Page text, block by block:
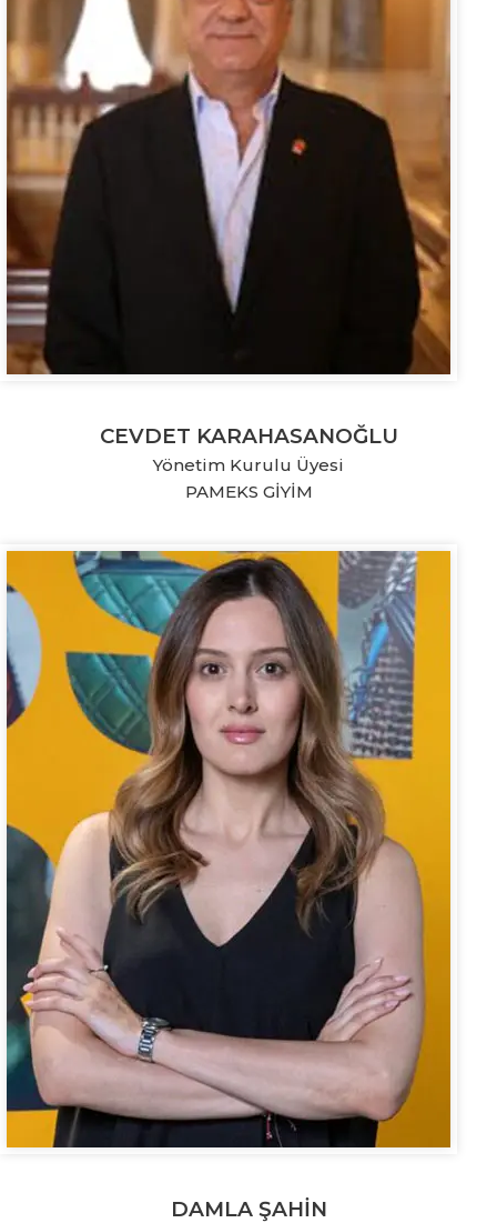
CEVDET KARAHASANOĞLU
Yönetim Kurulu Üyesi
PAMEKS GİYİM
DAMLA ŞAHİN